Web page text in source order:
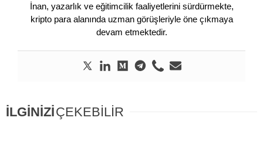
İnan, yazarlık ve eğitimcilik faaliyetlerini sürdürmekte,
kripto para alanında uzman görüşleriyle öne çıkmaya
devam etmektedir.
İLGİNİZİÇEKEBİLİR